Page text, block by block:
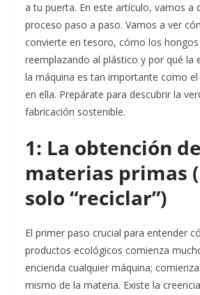
a tu puerta. En este artículo, vamos a
proceso paso a paso. Vamos a ver
convierte en tesoro, cómo los
reemplazando al plástico y por qué la
la máquina es tan importante como
en ella. Prepárate para descubrir la
fabricación sostenible.
1: La obtención de
materias primas
solo “reciclar”)
El primer paso crucial para entender
productos ecológicos comienza
encienda cualquier máquina;
mismo de la materia. Existe la